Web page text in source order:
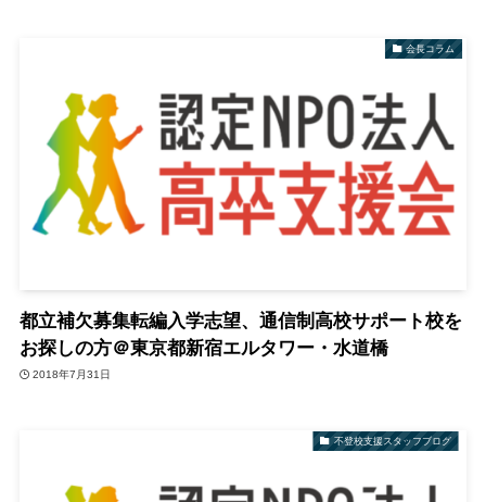
会長コラム
都立補欠募集転編入学志望、通信制高校サポート校を
お探しの方＠東京都新宿エルタワー・水道橋
2018年7月31日
不登校支援スタッフブログ